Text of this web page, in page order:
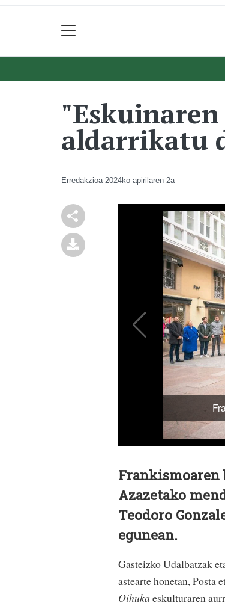
aldarrikatu
Erredakzioa 2024ko apirilaren 2a
Azazetako
Teodoro
egunean.
Gasteizko Udalbatzak
astearte honetan, Posta
Oihuka eskulturaren